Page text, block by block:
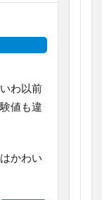
わ以前
値も違
かわい